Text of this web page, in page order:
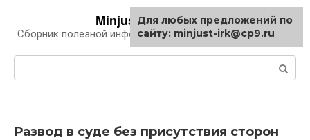
контенту
Minjust-irk.ru
Сборник полезной информации про автомобили
Развод в суде без присутствия сторон
Для любых предложений по
сайту: minjust-irk@cp9.ru